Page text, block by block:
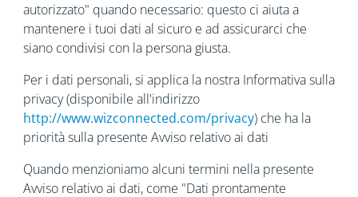
autorizzato" quando necessario: questo ci aiuta a
mantenere i tuoi dati al sicuro e ad assicurarci che
siano condivisi con la persona giusta.
Per i dati personali, si applica la nostra Informativa sulla
privacy (disponibile all'indirizzo
http://www.wizconnected.com/privacy) che ha la
priorità sulla presente Avviso relativo ai dati
Quando menzioniamo alcuni termini nella presente
Avviso relativo ai dati, come "Dati prontamente